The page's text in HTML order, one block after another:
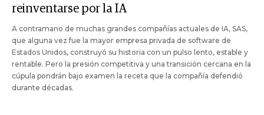
reinventarse por la IA
A contramano de muchas grandes compañías actuales de IA, SAS,
que alguna vez fue la mayor empresa privada de software de
Estados Unidos, construyó su historia con un pulso lento, estable y
rentable. Pero la presión competitiva y una transición cercana en la
cúpula pondrán bajo examen la receta que la compañía defendió
durante décadas.